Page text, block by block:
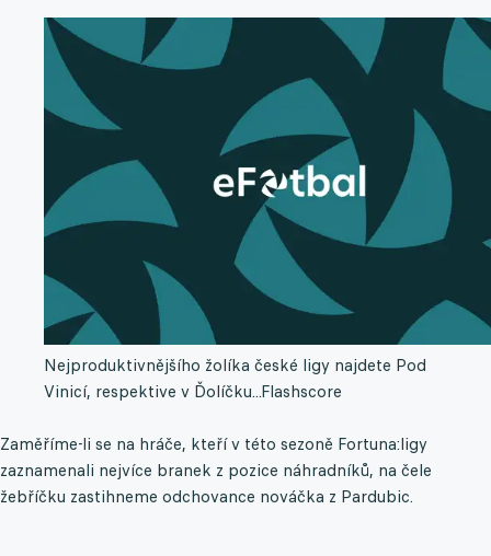
Nejproduktivnějšího žolíka české ligy najdete Pod
Vinicí, respektive v Ďolíčku...Flashscore
Zaměříme-li se na hráče, kteří v této sezoně Fortuna:ligy
zaznamenali nejvíce branek z pozice náhradníků, na čele
žebříčku zastihneme odchovance nováčka z Pardubic.